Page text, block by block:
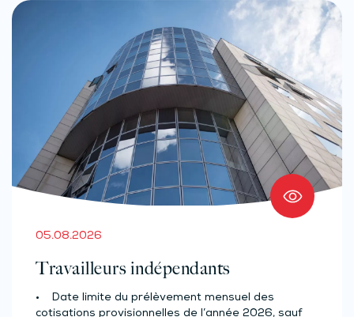
05.08.2026
Travailleurs indépendants
• Date limite du prélèvement mensuel des
cotisations provisionnelles de l’année 2026, sauf